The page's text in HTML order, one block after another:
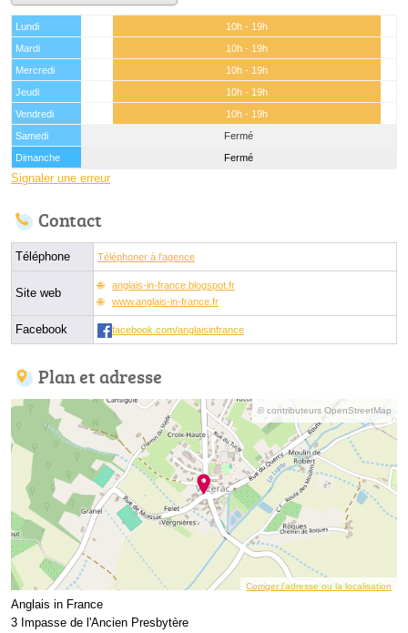
Lundi
10h - 19h
Mardi
10h - 19h
Mercredi
10h - 19h
Jeudi
10h - 19h
Vendredi
10h - 19h
Samedi
Fermé
Dimanche
Fermé
Signaler une erreur
Contact
Téléphone Téléphoner à l'agence
Site web
anglais-in-france.blogspot.fr
www.anglais-in-france.fr
Facebook facebook.com/anglaisinfrance
Plan et adresse
© contributeurs OpenStreetMap
Corriger l’adresse ou la localisation
Anglais in France
3 Impasse de l'Ancien Presbytère